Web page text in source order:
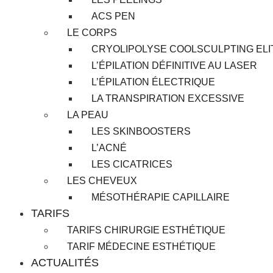
ACS PEN
LE CORPS
CRYOLIPOLYSE COOLSCULPTING
L’ÉPILATION DÉFINITIVE AU LASER
L’ÉPILATION ÉLECTRIQUE
LA TRANSPIRATION EXCESSIVE
LA PEAU
LES SKINBOOSTERS
L’ACNÉ
LES CICATRICES
LES CHEVEUX
MÉSOTHÉRAPIE CAPILLAIRE
TARIFS
TARIFS CHIRURGIE ESTHÉTIQUE
TARIF MÉDECINE ESTHÉTIQUE
ACTUALITÉS